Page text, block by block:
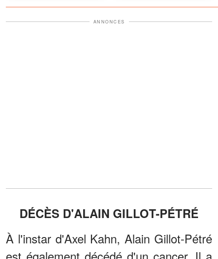
ANNONCES
DÉCÈS D'ALAIN GILLOT-PÉTRÉ
À l'instar d'Axel Kahn, Alain Gillot-Pétré